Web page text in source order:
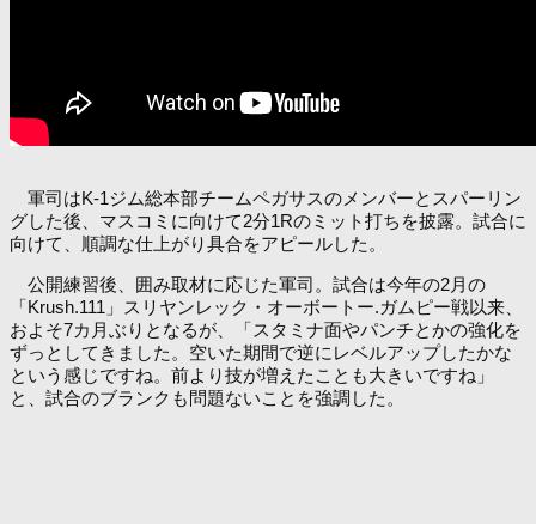
軍司はK-1ジム総本部チームペガサスのメンバーとスパーリン
グした後、マスコミに向けて2分1Rのミット打ちを披露。試合に
向けて、順調な仕上がり具合をアピールした。
公開練習後、囲み取材に応じた軍司。試合は今年の2月の
「Krush.111」スリヤンレック・オーボートー.ガムピー戦以来、
およそ7カ月ぶりとなるが、「スタミナ面やパンチとかの強化を
ずっとしてきました。空いた期間で逆にレベルアップしたかな
という感じですね。前より技が増えたことも大きいですね」
と、試合のブランクも問題ないことを強調した。